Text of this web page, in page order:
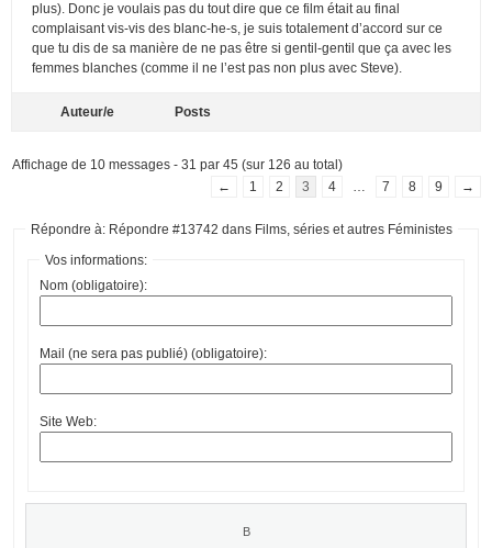
plus). Donc je voulais pas du tout dire que ce film était au final
complaisant vis-vis des blanc-he-s, je suis totalement d’accord sur ce
que tu dis de sa manière de ne pas être si gentil-gentil que ça avec les
femmes blanches (comme il ne l’est pas non plus avec Steve).
Auteur/e Posts
Affichage de 10 messages - 31 par 45 (sur 126 au total)
←
1 2 3 4 7 8 9 →
Répondre à: Répondre #13742 dans Films, séries et autres Féministes
Vos informations:
Nom (obligatoire):
Mail (ne sera pas publié) (obligatoire):
Site Web: